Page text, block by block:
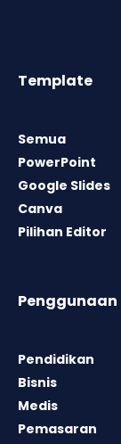
Template
Semua
PowerPoint
Google Slides
Canva
Pilihan Editor
Penggunaan
Pendidikan
Bisnis
Medis
Pemasaran